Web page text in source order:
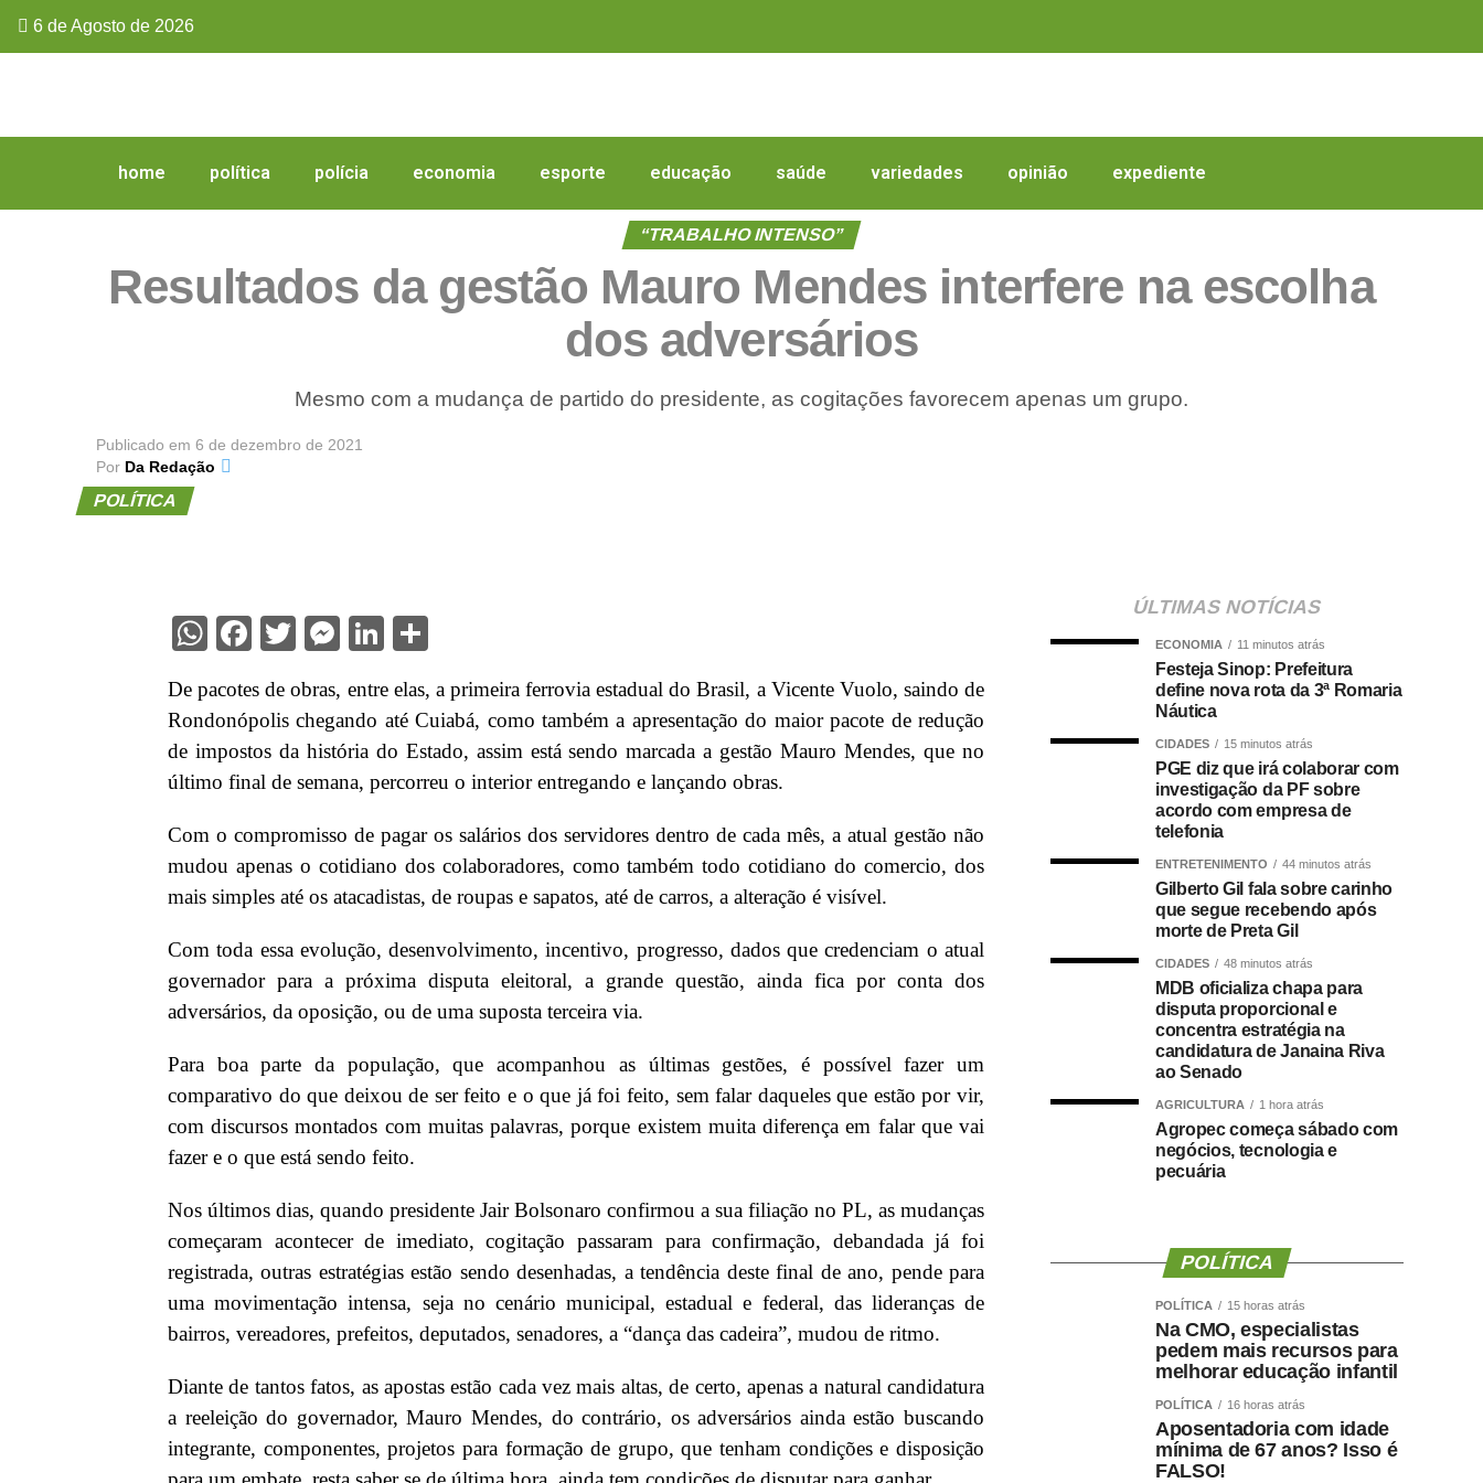
6 de Agosto de 2026
home política polícia economia esporte educação saúde variedades opinião expediente
“TRABALHO INTENSO”
Resultados da gestão Mauro Mendes interfere na escolha
dos adversários
Mesmo com a mudança de partido do presidente, as cogitações favorecem apenas um grupo.
Publicado em 6 de dezembro de 2021
Por Da Redação
POLÍTICA
WhatsApp
Facebook
Twitter
Messenger
LinkedIn
De pacotes de obras, entre elas, a primeira ferrovia estadual do Brasil, a Vicente Vuolo, saindo de
Rondonópolis chegando até Cuiabá, como também a apresentação do maior pacote de redução
de impostos da história do Estado, assim está sendo marcada a gestão Mauro Mendes, que no
último final de semana, percorreu o interior entregando e lançando obras.
Com o compromisso de pagar os salários dos servidores dentro de cada mês, a atual gestão não
mudou apenas o cotidiano dos colaboradores, como também todo cotidiano do comercio, dos
mais simples até os atacadistas, de roupas e sapatos, até de carros, a alteração é visível.
Com toda essa evolução, desenvolvimento, incentivo, progresso, dados que credenciam o atual
governador para a próxima disputa eleitoral, a grande questão, ainda fica por conta dos
adversários, da oposição, ou de uma suposta terceira via.
Para boa parte da população, que acompanhou as últimas gestões, é possível fazer um
comparativo do que deixou de ser feito e o que já foi feito, sem falar daqueles que estão por vir,
com discursos montados com muitas palavras, porque existem muita diferença em falar que vai
fazer e o que está sendo feito.
Nos últimos dias, quando presidente Jair Bolsonaro confirmou a sua filiação no PL, as mudanças
começaram acontecer de imediato, cogitação passaram para confirmação, debandada já foi
registrada, outras estratégias estão sendo desenhadas, a tendência deste final de ano, pende para
uma movimentação intensa, seja no cenário municipal, estadual e federal, das lideranças de
bairros, vereadores, prefeitos, deputados, senadores, a “dança das cadeira”, mudou de ritmo.
Diante de tantos fatos, as apostas estão cada vez mais altas, de certo, apenas a natural candidatura
a reeleição do governador, Mauro Mendes, do contrário, os adversários ainda estão buscando
integrante, componentes, projetos para formação de grupo, que tenham condições e disposição
ÚLTIMAS NOTÍCIAS
ECONOMIA 11 minutos atrás
Festeja Sinop: Prefeitura
define nova rota da 3ª Romaria
Náutica
CIDADES 15 minutos atrás
PGE diz que irá colaborar com
investigação da PF sobre
acordo com empresa de
telefonia
ENTRETENIMENTO 44 minutos atrás
Gilberto Gil fala sobre carinho
que segue recebendo após
morte de Preta Gil
CIDADES 48 minutos atrás
MDB oficializa chapa para
disputa proporcional e
concentra estratégia na
candidatura de Janaina Riva
ao Senado
AGRICULTURA 1 hora atrás
Agropec começa sábado com
negócios, tecnologia e
pecuária
POLÍTICA
POLÍTICA 15 horas atrás
Na CMO, especialistas
pedem mais recursos para
melhorar educação infantil
POLÍTICA 16 horas atrás
Aposentadoria com idade
mínima de 67 anos? Isso é
FALSO!